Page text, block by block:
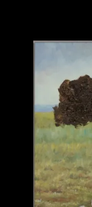
进一步
关于M+